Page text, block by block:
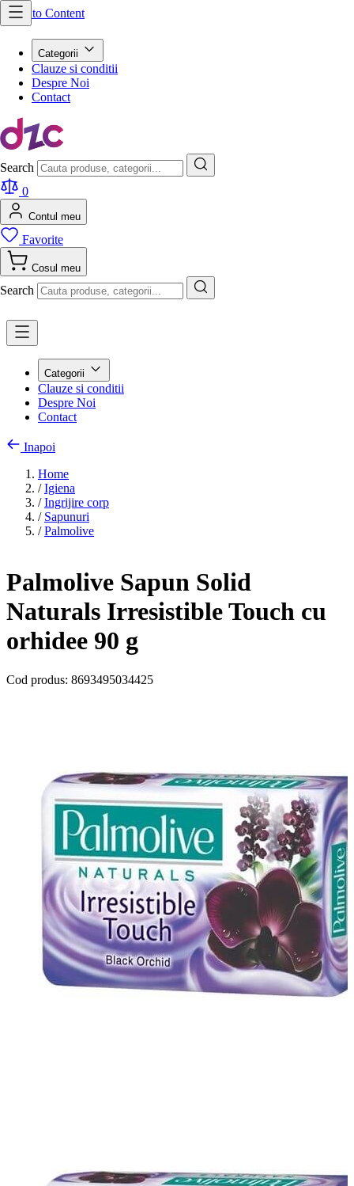
Skip to Content
Categorii
Clauze si conditii
Despre Noi
Contact
Search
0
Contul meu
Favorite
Cosul meu
Search
Categorii
Clauze si conditii
Despre Noi
Contact
Inapoi
Home
/ Igiena
/ Ingrijire corp
/ Sapunuri
/ Palmolive
Palmolive Sapun Solid
Naturals Irresistible Touch cu
orhidee 90 g
Cod produs: 8693495034425